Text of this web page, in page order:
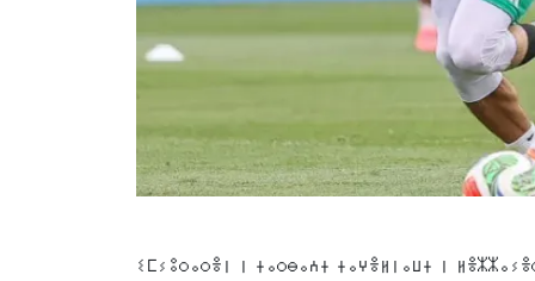
ⵉⵎⵢⵓⵔⴰⵔⴻⵏ ⵏ ⵜⴰⵔⴱⴰⵄⵜ ⵜⴰⵖⴻⵍⵏⴰⵡⵜ ⵏ